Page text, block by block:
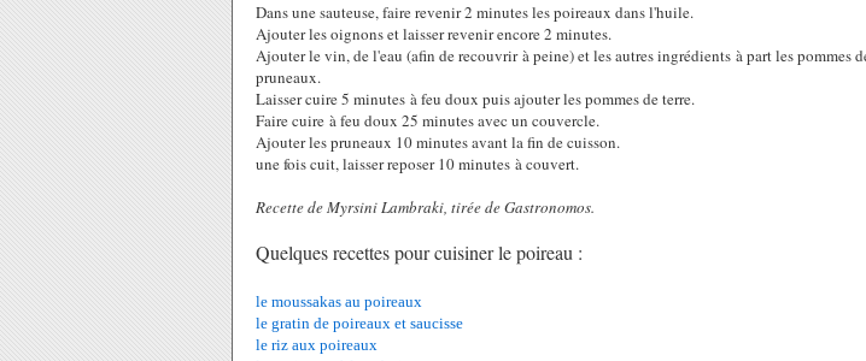
Dans une sauteuse, faire revenir 2 minutes les poireaux dans l'huile.
Ajouter les oignons et laisser revenir encore 2 minutes.
Ajouter le vin, de l'eau (afin de recouvrir à peine) et les autres ingrédients à part les pommes
pruneaux.
Laisser cuire 5 minutes à feu doux puis ajouter les pommes de terre.
Faire cuire à feu doux 25 minutes avec un couvercle.
Ajouter les pruneaux 10 minutes avant la fin de cuisson.
une fois cuit, laisser reposer 10 minutes à couvert.
Recette de Myrsini Lambraki, tirée de Gastronomos.
Quelques recettes pour cuisiner le poireau :
le moussakas au poireaux
le gratin de poireaux et saucisse
le riz aux poireaux